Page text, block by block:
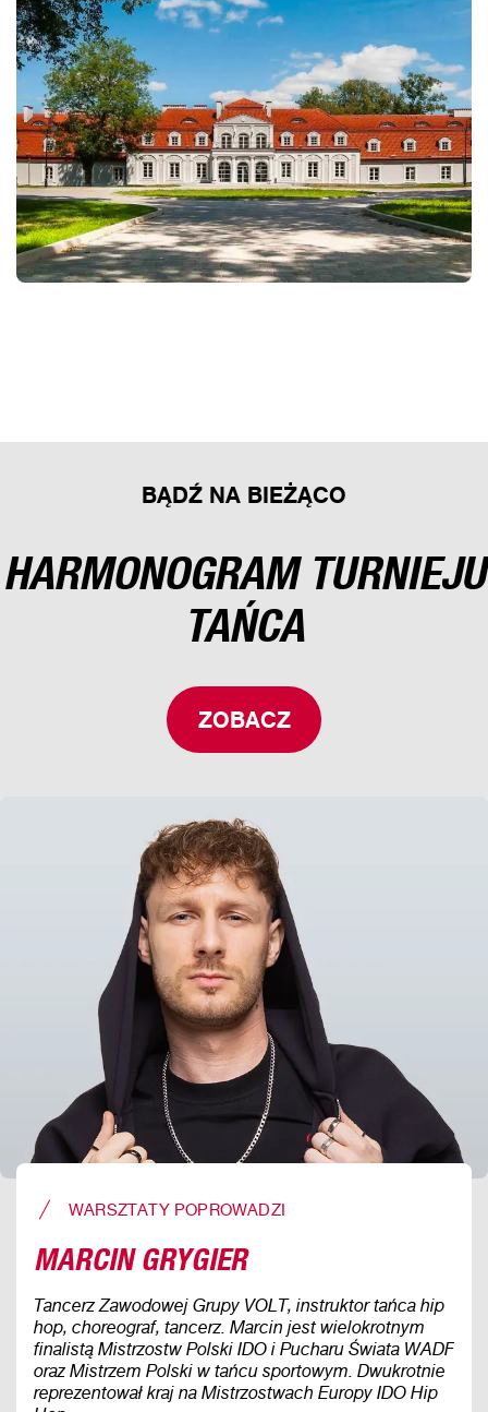
BĄDŹ NA BIEŻĄCO
HARMONOGRAM TURNIEJU
TAŃCA
ZOBACZ
WARSZTATY POPROWADZI
MARCIN GRYGIER
Tancerz Zawodowej Grupy VOLT, instruktor tańca hip
hop, choreograf, tancerz. Marcin jest wielokrotnym
finalistą Mistrzostw Polski IDO i Pucharu Świata WADF
oraz Mistrzem Polski w tańcu sportowym. Dwukrotnie
reprezentował kraj na Mistrzostwach Europy IDO Hip